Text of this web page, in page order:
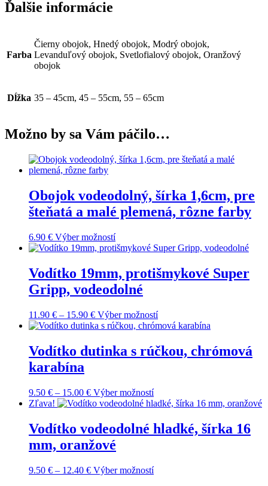
Ďalšie informácie
Farba
Čierny obojok, Hnedý obojok, Modrý obojok,
Levanduľový obojok, Svetlofialový obojok, Oranžový
obojok
Dĺžka 35 – 45cm, 45 – 55cm, 55 – 65cm
Možno by sa Vám páčilo…
Obojok vodeodolný, šírka 1,6cm, pre
šteňatá a malé plemená, rôzne farby
6.90 € Výber možnostíTento
produkt
variantov.
Možnosti
môžete
vybrať
na
stránke
produktu.
Vodítko 19mm, protišmykové Super
Gripp, vodeodolné
11.90 € – 15.90 €Price
range:
through
15.90 €
Výber možnostíTento
produkt
viacero
variantov.
vybrať
na
stránke
produktu.
Vodítko dutinka s rúčkou, chrómová
karabína
9.50 € – 15.00 €Price
range:
through
15.00 €
Výber možnostíTento
produkt
viacero
variantov.
môžete
vybrať
Zľava!
Vodítko vodeodolné hladké, šírka 16
mm, oranžové
9.50 € – 12.40 €Price
Výber možnostíTento